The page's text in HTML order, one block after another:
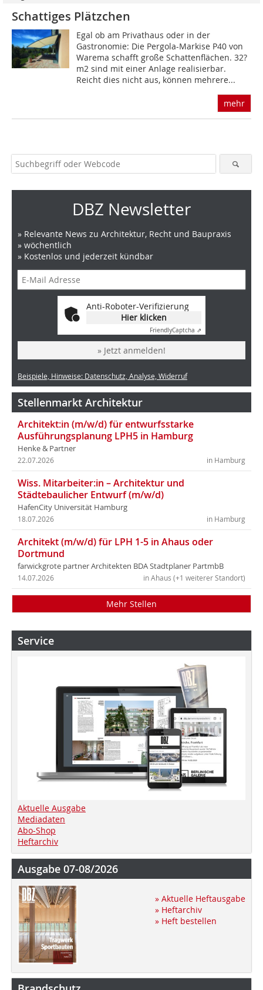
Schattiges Plätzchen
Egal ob am Privathaus oder in der
Gastronomie: Die Pergola-Markise P40 von
Warema schafft große Schattenflächen. 32?
m2 sind mit einer Anlage realisierbar.
Reicht dies nicht aus, können mehrere...
mehr
DBZ Newsletter
» Relevante News zu Architektur, Recht und Baupraxis
» wöchentlich
» Kostenlos und jederzeit kündbar
Anti-Roboter-Verifizierung
Hier klicken
FriendlyCaptcha ⇗
» Jetzt anmelden!
Beispiele, Hinweise: Datenschutz, Analyse, Widerruf
Stellenmarkt Architektur
Architekt:in (m/w/d) für entwurfsstarke
Ausführungsplanung LPH5 in Hamburg
Henke & Partner
in Hamburg
22.07.2026
Wiss. Mitarbeiter:in – Architektur und
Städtebaulicher Entwurf (m/w/d)
HafenCity Universität Hamburg
in Hamburg
18.07.2026
Architekt (m/w/d) für LPH 1-5 in Ahaus oder
Dortmund
farwickgrote partner Architekten BDA Stadtplaner PartmbB
in Ahaus (+1 weiterer Standort)
14.07.2026
Mehr Stellen
Service
Aktuelle Ausgabe
Mediadaten
Abo-Shop
Heftarchiv
Ausgabe 07-08/2026
» Aktuelle Heftausgabe
» Heftarchiv
» Heft bestellen